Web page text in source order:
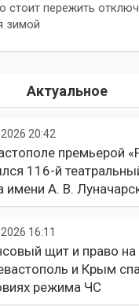
стоит пережить
зимой
Актуальное
20:42
премьерой
116-й
имени А. В.
16:11
щит и право
и Крым
режима ЧС